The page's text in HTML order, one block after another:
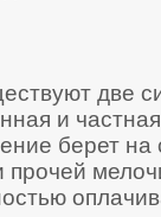
две
и
берет на
прочей